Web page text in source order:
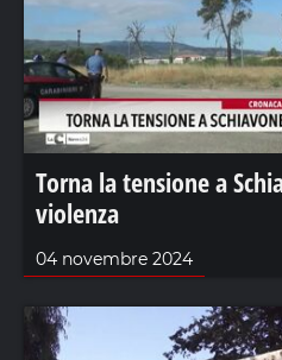
Torna la tensione a
violenza
04 novembre 2024